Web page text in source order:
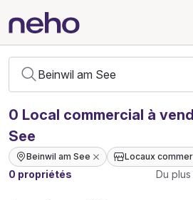
0 Local commercial à
See
Beinwil am See Locaux
0 propriétés
Du